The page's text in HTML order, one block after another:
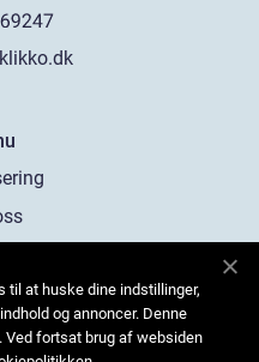
oss
til at huske dine indstillinger,
og annoncer. Denne
Ved fortsat brug af websiden